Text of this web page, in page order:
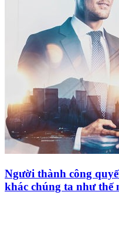
Người thành công
khác chúng ta như thế